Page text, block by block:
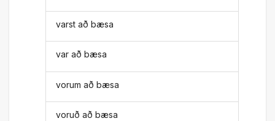
varst að bæsa
var að bæsa
vorum að bæsa
voruð að bæsa